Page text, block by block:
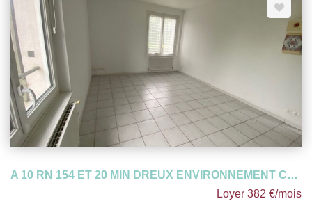
A 10 RN 154 ET 20 MIN DREUX ENVIRONNEMENT CALME
Loyer 382 €/mois